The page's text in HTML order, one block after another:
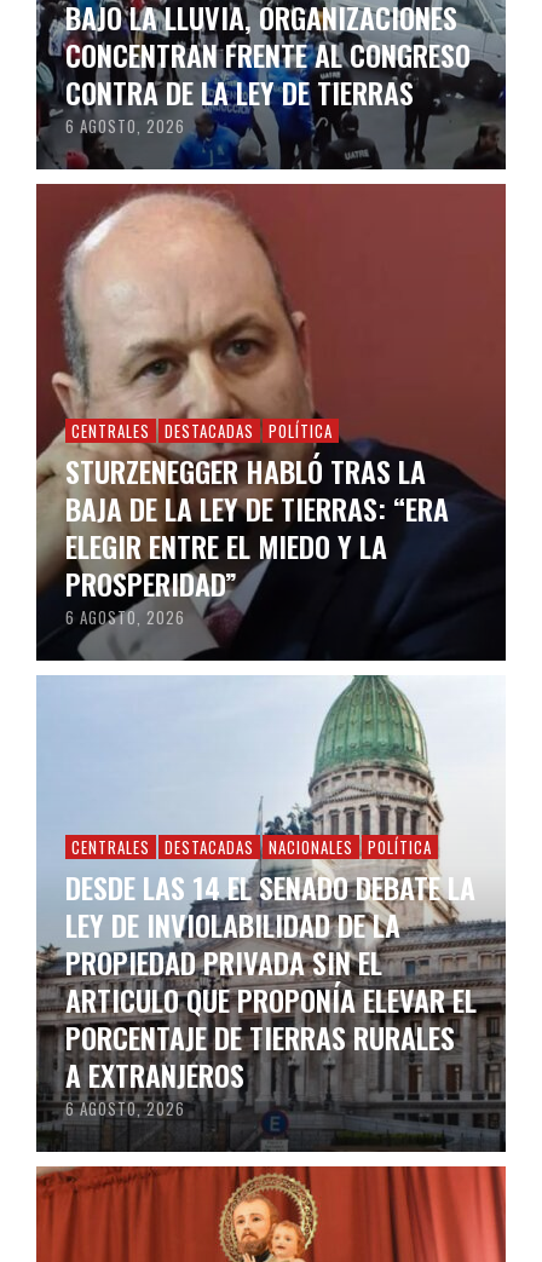
BAJO LA LLUVIA, ORGANIZACIONES
CONCENTRAN FRENTE AL CONGRESO
CONTRA DE LA LEY DE TIERRAS
6 AGOSTO, 2026
CENTRALES DESTACADAS POLÍTICA
STURZENEGGER HABLÓ TRAS LA
BAJA DE LA LEY DE TIERRAS: “ERA
ELEGIR ENTRE EL MIEDO Y LA
PROSPERIDAD”
6 AGOSTO, 2026
CENTRALES DESTACADAS NACIONALES POLÍTICA
DESDE LAS 14 EL SENADO DEBATE LA
LEY DE INVIOLABILIDAD DE LA
PROPIEDAD PRIVADA SIN EL
ARTICULO QUE PROPONÍA ELEVAR EL
PORCENTAJE DE TIERRAS RURALES
A EXTRANJEROS
6 AGOSTO, 2026